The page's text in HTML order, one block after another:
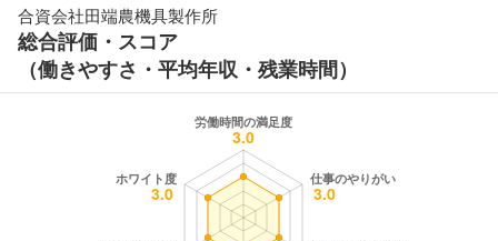
合資会社田端農機具製作所
総合評価・スコア
（働きやすさ・平均年収・残業時間）